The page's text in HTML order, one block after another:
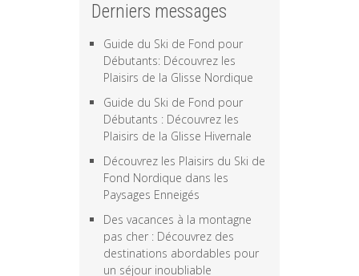
Derniers messages
Guide du Ski de Fond pour
Débutants: Découvrez les
Plaisirs de la Glisse Nordique
Guide du Ski de Fond pour
Débutants : Découvrez les
Plaisirs de la Glisse Hivernale
Découvrez les Plaisirs du Ski de
Fond Nordique dans les
Paysages Enneigés
Des vacances à la montagne
pas cher : Découvrez des
destinations abordables pour
un séjour inoubliable